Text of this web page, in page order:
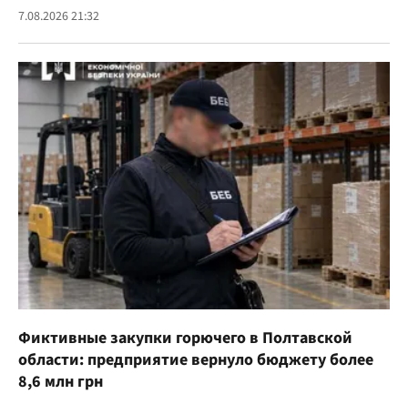
7.08.2026 21:32
Фиктивные закупки горючего в Полтавской
области: предприятие вернуло бюджету более
8,6 млн грн